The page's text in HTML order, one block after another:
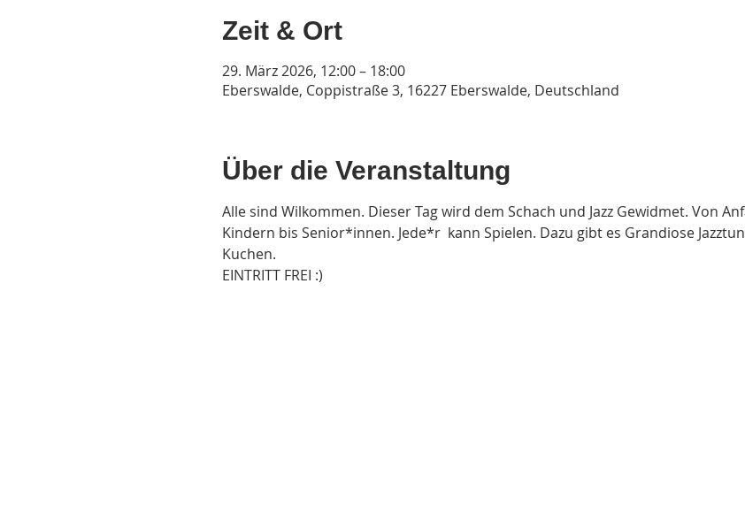
Zeit & Ort
29. März 2026, 12:00 – 18:00
Eberswalde, Coppistraße 3, 16227 Eberswalde, Deutschland
Über die Veranstaltung
Alle sind Wilkommen. Dieser Tag wird dem Schach und Jazz Gewidmet. Von
Kindern bis Senior*innen. Jede*r  kann Spielen. Dazu gibt es Grandiose
Kuchen.
EINTRITT FREI :)